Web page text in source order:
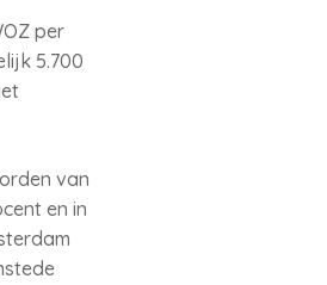
per
5.700
van
en in